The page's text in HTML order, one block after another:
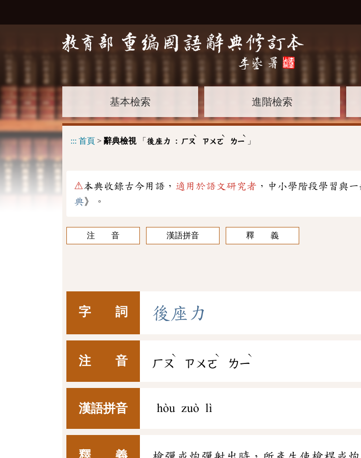
基本檢索 進階檢索
::: 首頁 > 辭典檢視「 後座力 : ㄏㄡ
ˋ
ㄗㄨㄛ
ˋ
ㄌㄧ
ˋ
」
⚠本典收錄古今用語， 適用於語文研究者 ，中小學階段學習與
典》。
注 音 漢語拼音 釋 義
字 詞 後 座 力
注 音 ㄏㄡ
ˋ
ㄗㄨㄛ
ˋ
ㄌㄧ
ˋ
漢語拼音 hòu zuò lì